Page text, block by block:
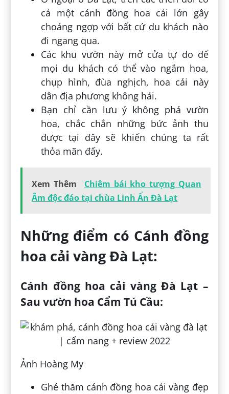
cả một cánh đồng hoa cải lớn gây
choáng ngợp với bất cứ du khách nào
đi ngang qua.
Các khu vườn này mở cửa tự do để
mọi du khách có thể vào ngắm hoa,
chụp hình, đùa nghịch, hoa cải này
dân địa phương không hái.
Bạn chỉ cần lưu ý không phá vườn
hoa, chắc chắn những bức ảnh thu
được tại đây sẽ khiến chúng ta rất
thỏa mãn đấy.
Xem Thêm
Chiêm bái kho tượng Quan
Âm độc đáo tại chùa Linh Ẩn Đà Lạt
Những điểm có Cánh đồng
hoa cải vàng Đà Lạt:
Cánh đồng hoa cải vàng Đà Lạt –
Sau vườn hoa Cẩm Tú Cầu:
Ảnh Hoàng My
Ghé thăm cánh đồng hoa cải vàng đẹp